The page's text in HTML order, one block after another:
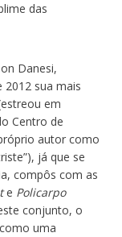
das
Danesi,
sua mais
em
Centro de
autor como
já que se
compôs com as
e Policarpo
conjunto, o
uma